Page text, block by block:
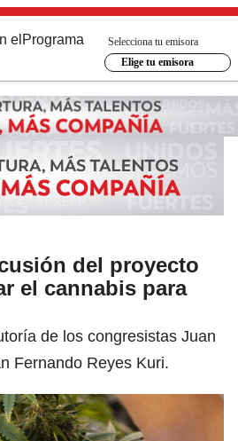
el Programa
Selecciona tu emisora
Elige tu emisora
del proyecto
el cannabis para
de los congresistas Juan
Fernando Reyes Kuri.